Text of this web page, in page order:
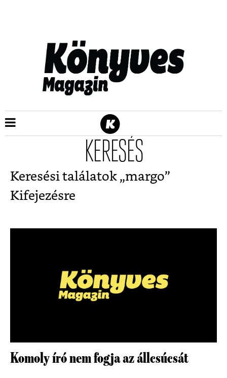
KERESÉS
Keresési találatok „margo”
Kifejezésre
Komoly író nem fogja az állcsúcsát